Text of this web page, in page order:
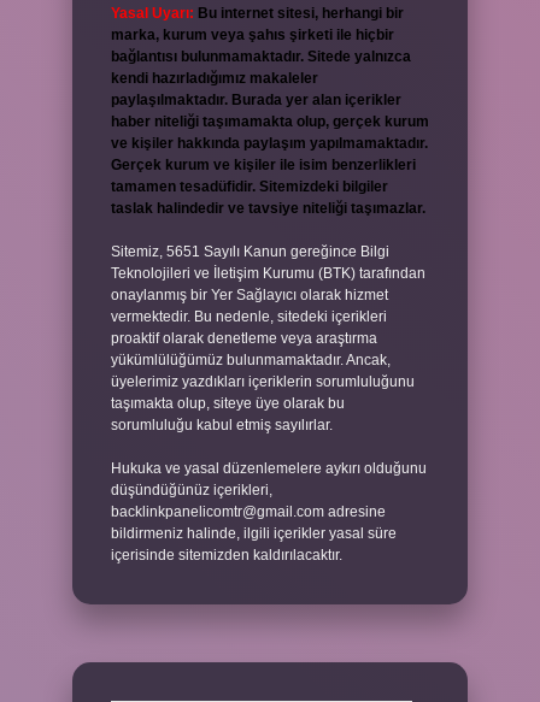
Yasal Uyarı: Bu internet sitesi, herhangi bir
marka, kurum veya şahıs şirketi ile hiçbir
bağlantısı bulunmamaktadır. Sitede yalnızca
kendi hazırladığımız makaleler
paylaşılmaktadır. Burada yer alan içerikler
haber niteliği taşımamakta olup, gerçek kurum
ve kişiler hakkında paylaşım yapılmamaktadır.
Gerçek kurum ve kişiler ile isim benzerlikleri
tamamen tesadüfidir. Sitemizdeki bilgiler
taslak halindedir ve tavsiye niteliği taşımazlar.
Sitemiz, 5651 Sayılı Kanun gereğince Bilgi
Teknolojileri ve İletişim Kurumu (BTK) tarafından
onaylanmış bir Yer Sağlayıcı olarak hizmet
vermektedir. Bu nedenle, sitedeki içerikleri
proaktif olarak denetleme veya araştırma
yükümlülüğümüz bulunmamaktadır. Ancak,
üyelerimiz yazdıkları içeriklerin sorumluluğunu
taşımakta olup, siteye üye olarak bu
sorumluluğu kabul etmiş sayılırlar.
Hukuka ve yasal düzenlemelere aykırı olduğunu
düşündüğünüz içerikleri,
backlinkpanelicomtr@gmail.com adresine
bildirmeniz halinde, ilgili içerikler yasal süre
içerisinde sitemizden kaldırılacaktır.